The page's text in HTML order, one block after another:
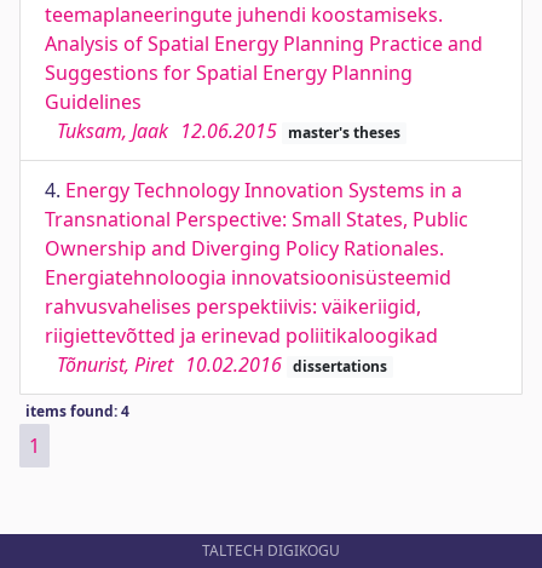
teemaplaneeringute juhendi koostamiseks.
Analysis of Spatial Energy Planning Practice and
Suggestions for Spatial Energy Planning
Guidelines
Tuksam, Jaak 12.06.2015 master's theses
4. Energy Technology Innovation Systems in a
Transnational Perspective: Small States, Public
Ownership and Diverging Policy Rationales.
Energiatehnoloogia innovatsioonisüsteemid
rahvusvahelises perspektiivis: väikeriigid,
riigiettevõtted ja erinevad poliitikaloogikad
Tõnurist, Piret 10.02.2016 dissertations
items found: 4
1
TALTECH DIGIKOGU